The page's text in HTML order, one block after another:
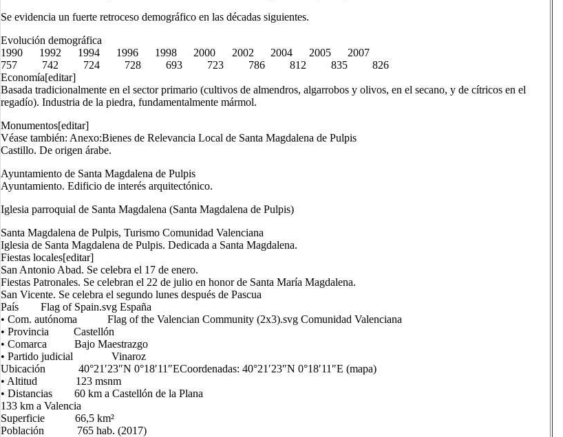
Se evidencia un fuerte retroceso demográfico en las décadas siguientes.
Evolución demográfica
1990 1992 1994 1996 1998 2000 2002 2004 2005 2007
757 742 724 728 693 723 786 812 835 826
Economía[editar]
Basada tradicionalmente en el sector primario (cultivos de almendros, algarrobos y olivos, en el secano, y de cítricos en el
regadío). Industria de la piedra, fundamentalmente mármol.
Monumentos[editar]
Véase también: Anexo:Bienes de Relevancia Local de Santa Magdalena de Pulpis
Castillo. De origen árabe.
Ayuntamiento de Santa Magdalena de Pulpis
Ayuntamiento. Edificio de interés arquitectónico.
Iglesia parroquial de Santa Magdalena (Santa Magdalena de Pulpis)
Santa Magdalena de Pulpis, Turismo Comunidad Valenciana
Iglesia de Santa Magdalena de Pulpis. Dedicada a Santa Magdalena.
Fiestas locales[editar]
San Antonio Abad. Se celebra el 17 de enero.
Fiestas Patronales. Se celebran el 22 de julio en honor de Santa María Magdalena.
San Vicente. Se celebra el segundo lunes después de Pascua
País Flag of Spain.svg España
• Com. autónoma Flag of the Valencian Community (2x3).svg Comunidad Valenciana
• Provincia Castellón
• Comarca Bajo Maestrazgo
• Partido judicial Vinaroz
Ubicación 40°21′23″N 0°18′11″ECoordenadas: 40°21′23″N 0°18′11″E (mapa)
• Altitud 123 msnm
• Distancias 60 km a Castellón de la Plana
133 km a Valencia
Superficie 66,5 km²
Población 765 hab. (2017)